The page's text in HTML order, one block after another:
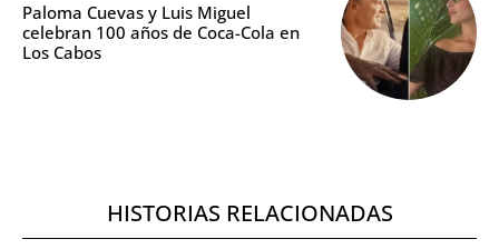
Paloma Cuevas y Luis Miguel
celebran 100 años de Coca-Cola en
Los Cabos
HISTORIAS RELACIONADAS